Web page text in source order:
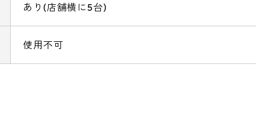
あり(店舗横に5台)
使用不可